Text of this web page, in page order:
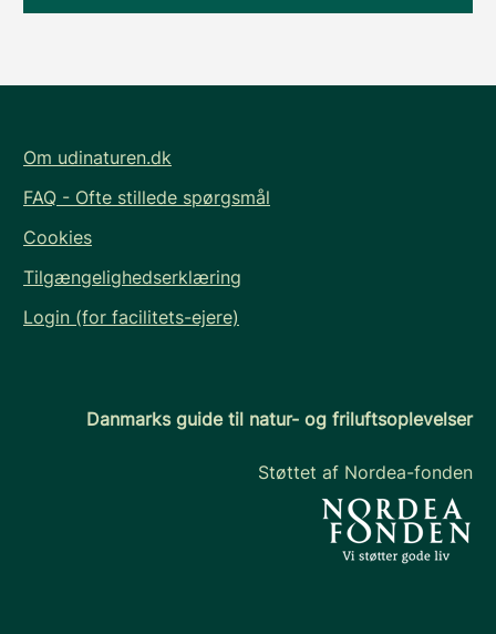
Om udinaturen.dk
FAQ - Ofte stillede spørgsmål
Cookies
Tilgængelighedserklæring
Login (for facilitets-ejere)
Danmarks guide til natur- og friluftsoplevelser
Støttet af Nordea-fonden